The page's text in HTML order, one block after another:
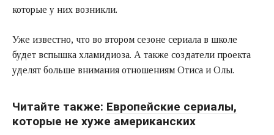
которые у них возникли.
Уже известно, что во втором сезоне сериала в школе
будет вспышка хламидиоза. А также создатели проекта
уделят больше внимания отношениям Отиса и Олы.
Читайте также: Европейские сериалы,
которые не хуже американских